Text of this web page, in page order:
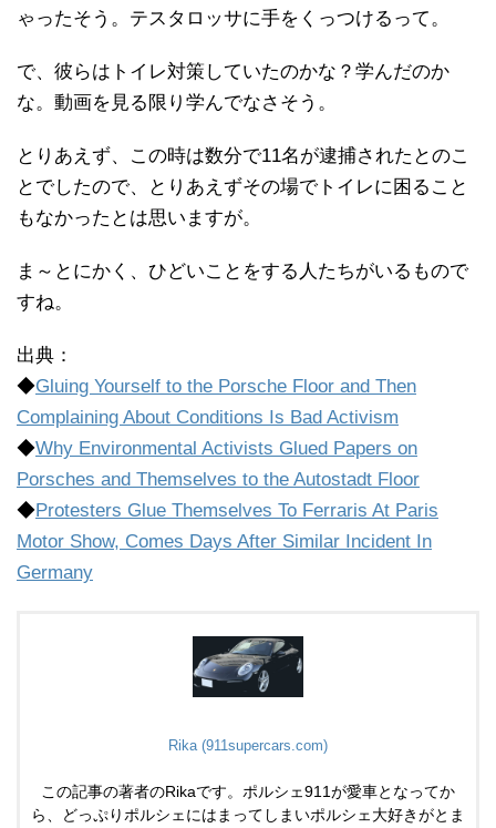
ゃったそう。テスタロッサに手をくっつけるって。
で、彼らはトイレ対策していたのかな？学んだのか
な。動画を見る限り学んでなさそう。
とりあえず、この時は数分で11名が逮捕されたとのこ
とでしたので、とりあえずその場でトイレに困ること
もなかったとは思いますが。
ま～とにかく、ひどいことをする人たちがいるもので
すね。
出典：
◆Gluing Yourself to the Porsche Floor and Then
Complaining About Conditions Is Bad Activism
◆Why Environmental Activists Glued Papers on
Porsches and Themselves to the Autostadt Floor
◆Protesters Glue Themselves To Ferraris At Paris
Motor Show, Comes Days After Similar Incident In
Germany
Rika (911supercars.com)
この記事の著者のRikaです。ポルシェ911が愛車となってか
ら、どっぷりポルシェにはまってしまいポルシェ大好きがとま